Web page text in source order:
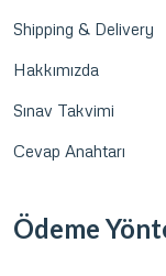
Shipping & Delivery
Hakkımızda
Sınav Takvimi
Cevap Anahtarı
Ödeme